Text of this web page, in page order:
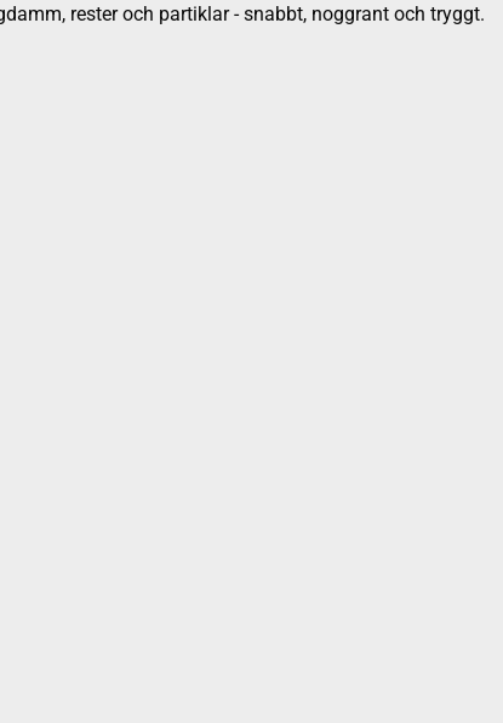
rester och partiklar - snabbt, noggrant och tryggt.